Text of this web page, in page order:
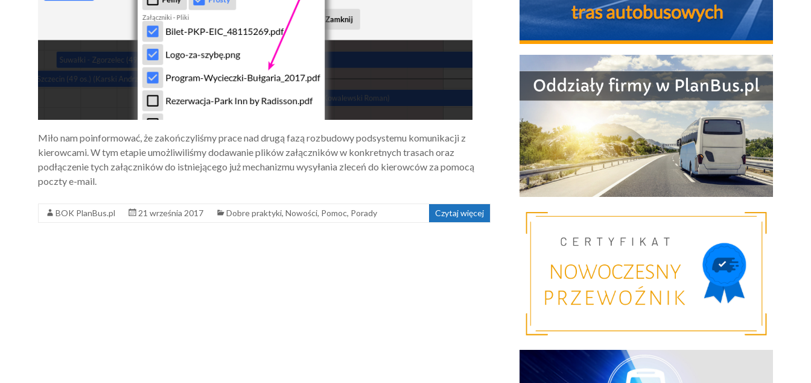
Miło nam poinformować, że zakończyliśmy prace nad drugą fazą rozbudowy podsystemu komunikacji z
kierowcami. W tym etapie umożliwiliśmy dodawanie plików załączników w konkretnych trasach oraz
podłączenie tych załączników do istniejącego już mechanizmu wysyłania zleceń do kierowców za pomocą
poczty e-mail.
BOK PlanBus.pl 21 września 2017 Dobre praktyki, Nowości, Pomoc, Porady Czytaj więcej